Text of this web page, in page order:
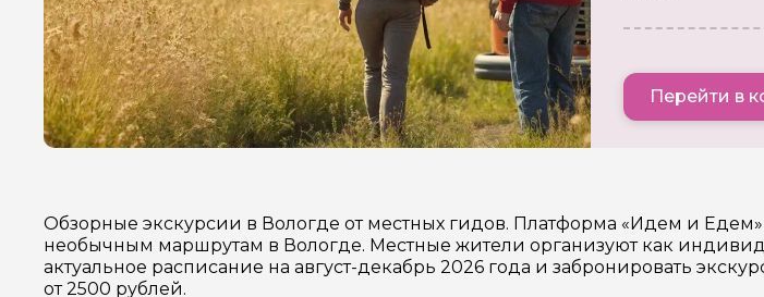
Перейти в
Обзорные экскурсии в Вологде от местных гидов. Платформа «Идем и
необычным маршрутам в Вологде. Местные жители организуют как
актуальное расписание на август-декабрь 2026 года и забронировать
от 2500 рублей.